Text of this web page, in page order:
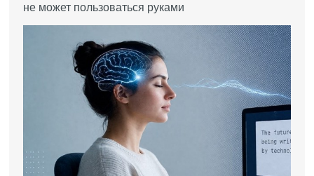
не может пользоваться руками